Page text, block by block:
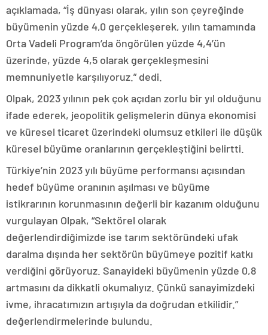
açıklamada, “İş dünyası olarak, yılın son çeyreğinde
büyümenin yüzde 4,0 gerçekleşerek, yılın tamamında
Orta Vadeli Program’da öngörülen yüzde 4,4’ün
üzerinde, yüzde 4,5 olarak gerçekleşmesini
memnuniyetle karşılıyoruz.” dedi.
Olpak, 2023 yılının pek çok açıdan zorlu bir yıl olduğunu
ifade ederek, jeopolitik gelişmelerin dünya ekonomisi
ve küresel ticaret üzerindeki olumsuz etkileri ile düşük
küresel büyüme oranlarının gerçekleştiğini belirtti.
Türkiye’nin 2023 yılı büyüme performansı açısından
hedef büyüme oranının aşılması ve büyüme
istikrarının korunmasının değerli bir kazanım olduğunu
vurgulayan Olpak, “Sektörel olarak
değerlendirdiğimizde ise tarım sektöründeki ufak
daralma dışında her sektörün büyümeye pozitif katkı
verdiğini görüyoruz. Sanayideki büyümenin yüzde 0,8
artmasını da dikkatli okumalıyız. Çünkü sanayimizdeki
ivme, ihracatımızın artışıyla da doğrudan etkilidir.”
değerlendirmelerinde bulundu.